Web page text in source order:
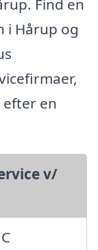
Find en
i Hårup og
efter en
v/